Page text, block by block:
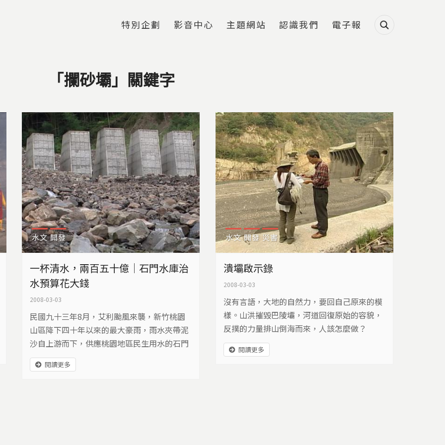
特別企劃 影音中心 主題網站 認識我們 電子報
「攔砂壩」關鍵字
水文 開發
一杯清水，兩百五十億｜石門水庫治
水預算花大錢
2008-03-03
民國九十三年8月，艾利颱風來襲，新竹桃園
山區降下四十年以來的最大豪雨，雨水夾帶泥
沙自上游而下，供應桃園地區民生用水的石門
水庫成了泥漿壩，桃園人也開始了連續18天無
水可用的惡夢。
閱讀更多
水文 開發 災害
潰壩啟示錄
2008-03-03
沒有言語，大地的自然力，要回自己原來的模
樣。山洪摧毀巴陵壩，河道回復原始的容貌，
反撲的力量排山倒海而來，人該怎麼做？
閱讀更多